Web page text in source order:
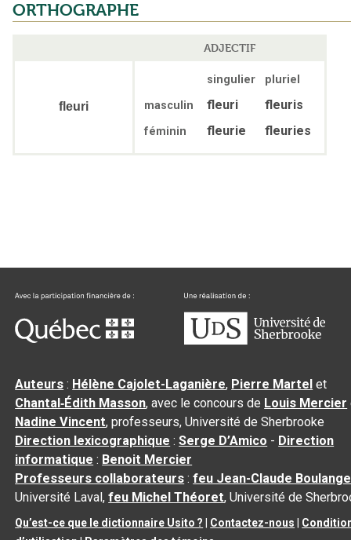
ORTHOGRAPHE
ADJECTIF
fleuri
singulier
pluriel
masculin
fleuri fleuris
féminin fleurie fleuries
Auteurs : Hélène Cajolet-Laganière, Pierre Martel et
Chantal‑Édith Masson, avec le concours de Louis Mercier
Nadine Vincent, professeurs, Université de Sherbrooke
Direction lexicographique :Serge D’Amico - Direction
informatique : Benoit Mercier
Professeurs collaborateurs :feu Jean-Claude
Université Laval,feu Michel Théoret, Université de
Qu’est-ce que le dictionnaire Usito ? Contactez-nous